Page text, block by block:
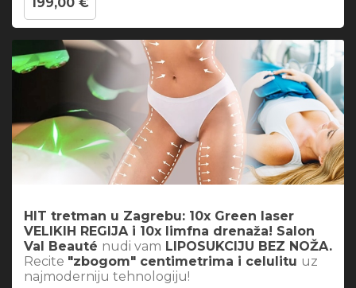
HIT tretman u Zagrebu: 10x Green laser
VELIKIH REGIJA i 10x limfna drenaža! Salon
Val Beauté nudi vam LIPOSUKCIJU BEZ NOŽA.
Recite "zbogom" centimetrima i celulitu uz
najmoderniju tehnologiju!